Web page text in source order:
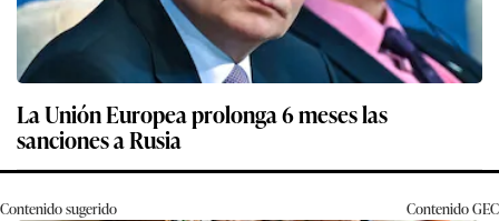
La Unión Europea prolonga 6 meses las
sanciones a Rusia
Contenido sugerido ContenidoGEC